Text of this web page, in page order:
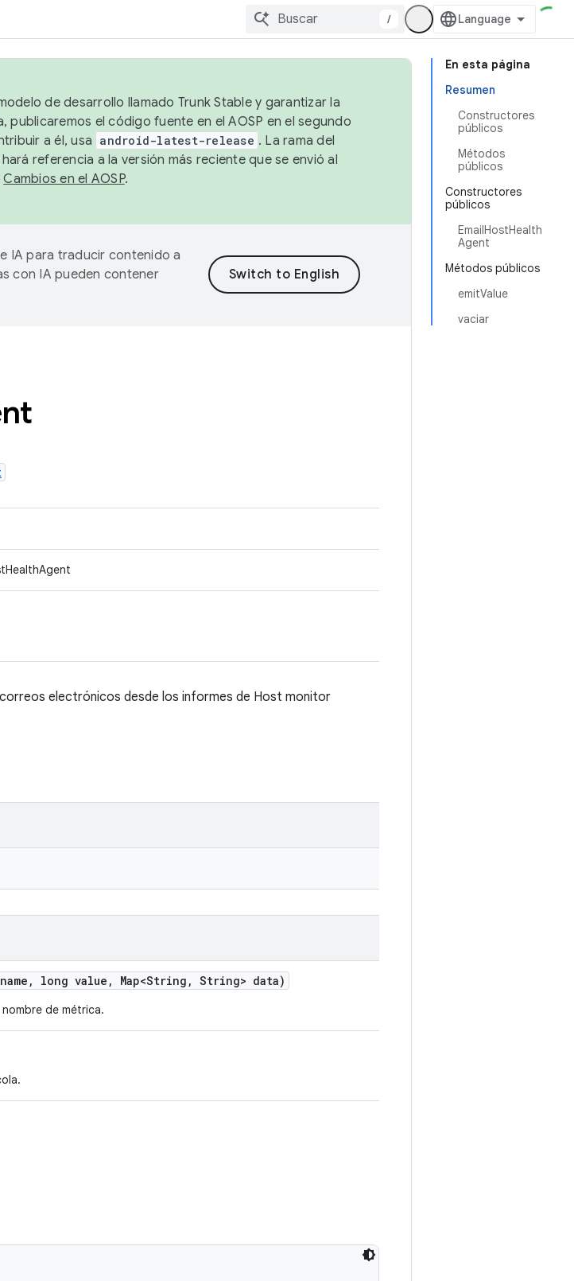
/
En esta página
Resumen
Constructores
públicos
Métodos
públicos
Constructores
públicos
EmailHostHealth
Agent
Métodos públicos
emitValue
vaciar
de desarrollo llamado Trunk Stable y garantizar la
el código fuente en el AOSP en el segundo
a él, usa android-latest-release . La rama del
referencia a la versión más reciente que se envió al
Cambios en el AOSP.
IA para traducir contenido a
con IA pueden contener
electrónicos desde los informes de Host monitor
, long value , Map<String , String> data)
de métrica.